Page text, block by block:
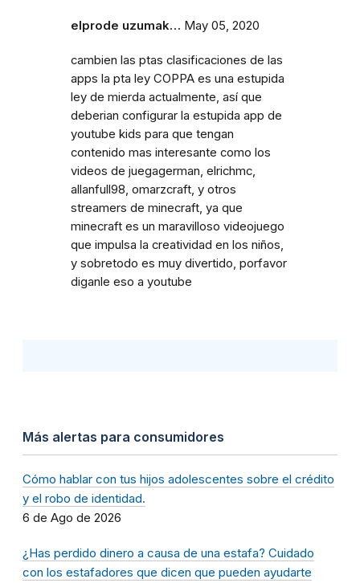
elprode uzumak… May 05, 2020
cambien las ptas clasificaciones de las
apps la pta ley COPPA es una estupida
ley de mierda actualmente, así que
deberian configurar la estupida app de
youtube kids para que tengan
contenido mas interesante como los
videos de juegagerman, elrichmc,
allanfull98, omarzcraft, y otros
streamers de minecraft, ya que
minecraft es un maravilloso videojuego
que impulsa la creatividad en los niños,
y sobretodo es muy divertido, porfavor
diganle eso a youtube
Más alertas para consumidores
Cómo hablar con tus hijos adolescentes sobre el crédito
y el robo de identidad.
6 de Ago de 2026
¿Has perdido dinero a causa de una estafa? Cuidado
con los estafadores que dicen que pueden ayudarte